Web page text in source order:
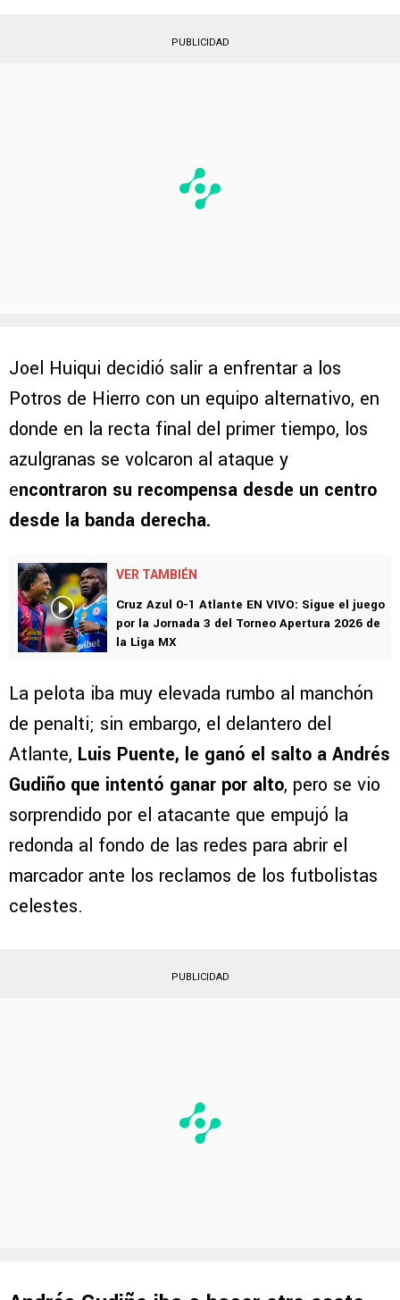
PUBLICIDAD
Joel Huiqui decidió salir a enfrentar a los
Potros de Hierro con un equipo alternativo, en
donde en la recta final del primer tiempo, los
azulgranas se volcaron al ataque y
encontraron su recompensa desde un centro
desde la banda derecha.
VER TAMBIÉN
Cruz Azul 0-1 Atlante EN VIVO: Sigue el juego
por la Jornada 3 del Torneo Apertura 2026 de
la Liga MX
La pelota iba muy elevada rumbo al manchón
de penalti; sin embargo, el delantero del
Atlante, Luis Puente, le ganó el salto a Andrés
Gudiño que intentó ganar por alto, pero se vio
sorprendido por el atacante que empujó la
redonda al fondo de las redes para abrir el
marcador ante los reclamos de los futbolistas
celestes.
PUBLICIDAD